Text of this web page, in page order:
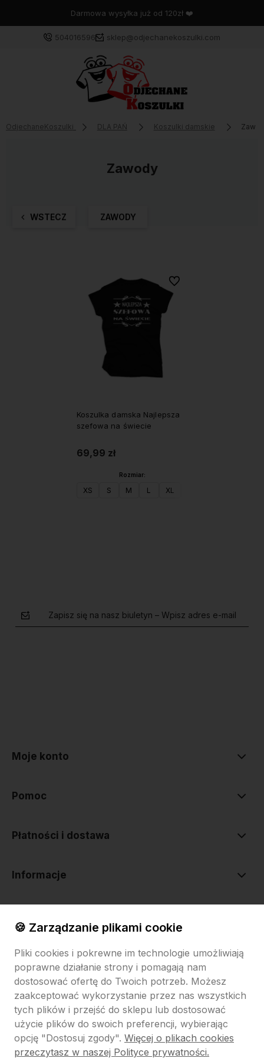
Darmowa wysyłka już od 120zł ❤️
504016596 sklep@odjechanekoszulki.com
OdjechaneKoszulki DLA PAŃ Koszulki damskie
Pokaż filtry
Zawody
WSTECZ ZAWODY
Koszulka damska Najlepsza
szefowa na świecie
69,99 zł
Rozmiar:
XS S M L XL
Do ulubionych
Zapisz się na nasz biuletyn – Wpisz adres e-mail
Moje konto
Pomoc
Płatności i dostawa
Informacje
Sklep internetowy Shoper.pl Szablon Shoper Modern 3.0™
GrowCommerce
🍪 Zarządzanie plikami cookie
Pliki cookies i pokrewne im technologie umożliwiają
poprawne działanie strony i pomagają nam
dostosować ofertę do Twoich potrzeb. Możesz
zaakceptować wykorzystanie przez nas wszystkich
tych plików i przejść do sklepu lub dostosować
użycie plików do swoich preferencji, wybierając
opcję "Dostosuj zgody". Więcej o plikach cookies
przeczytasz w naszej Polityce prywatności.